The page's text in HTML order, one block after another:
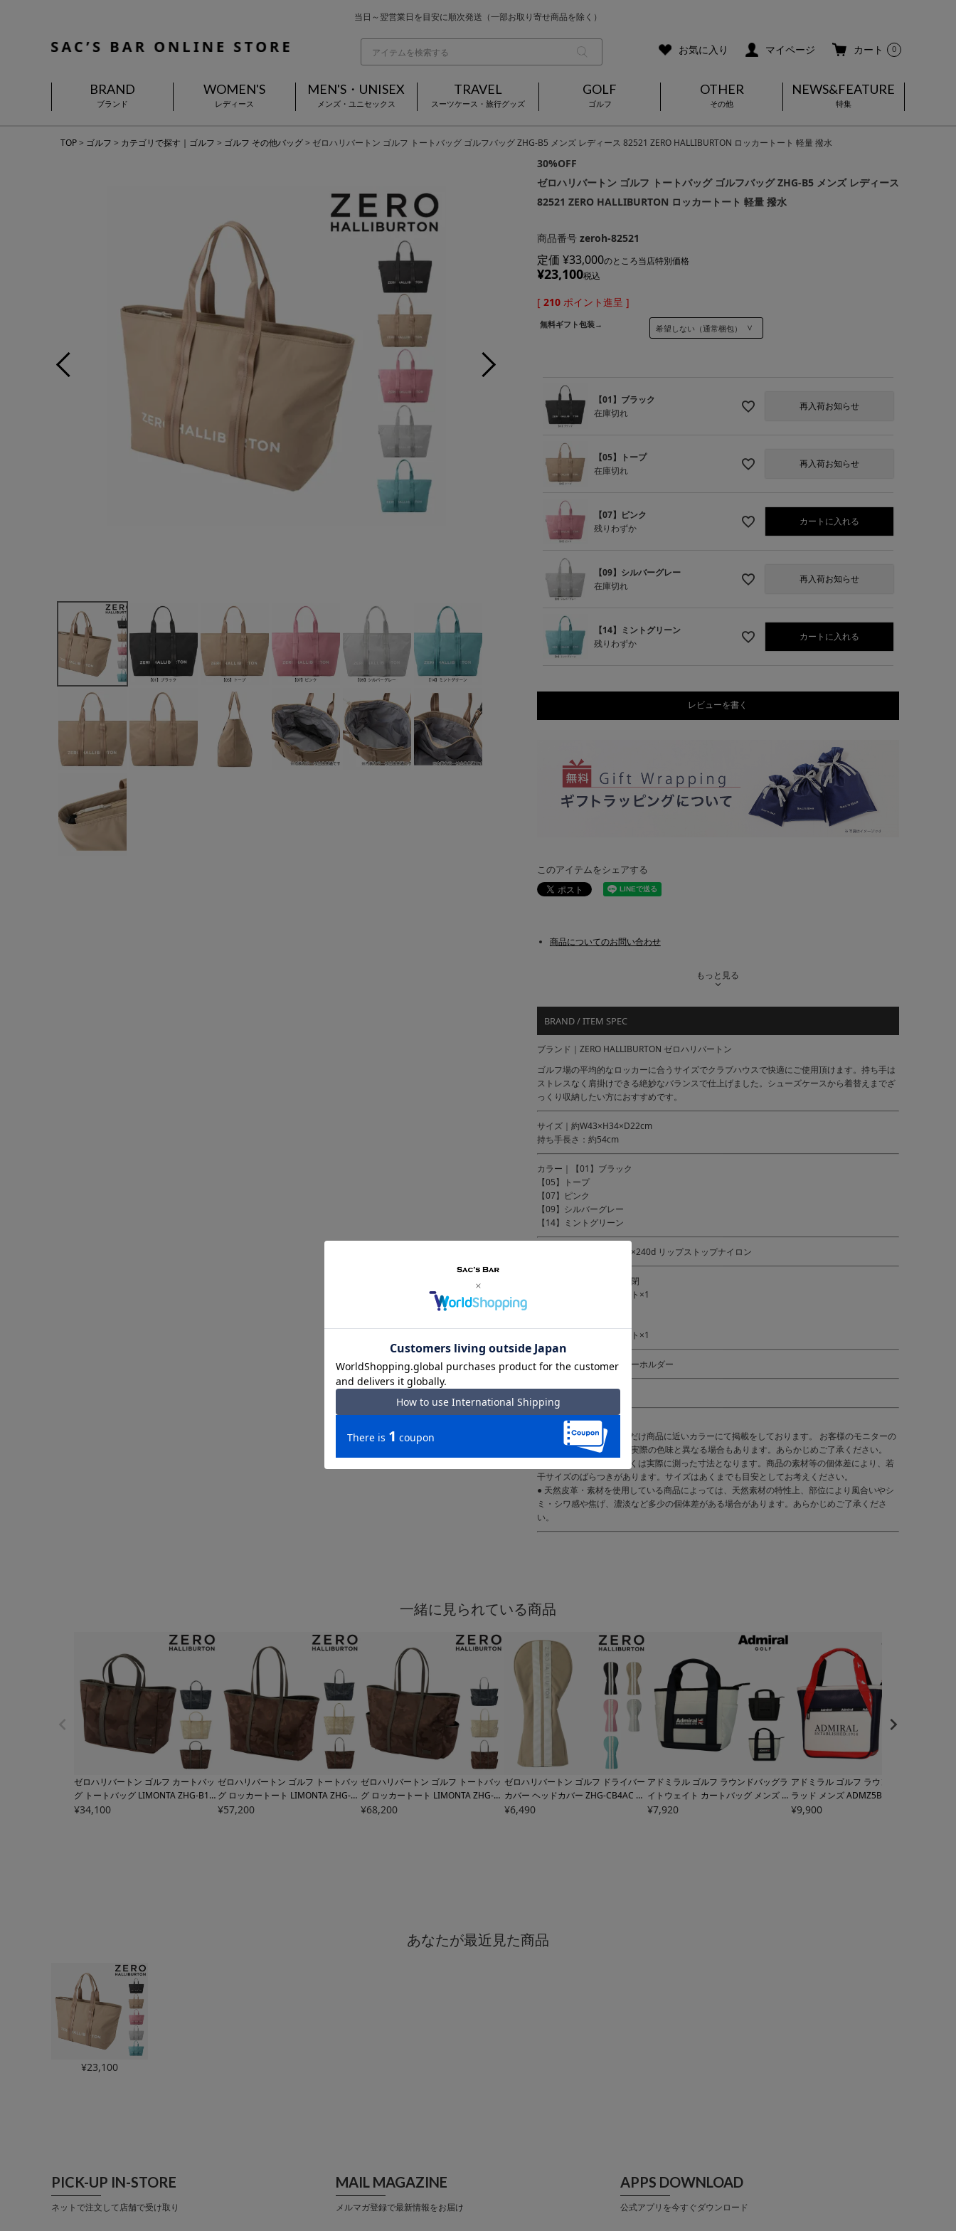
当日～翌営業日を目安に順次発送（一部お取り寄せ商品を除く）
お気に入り マイページ カート 0
BRAND
ブランド
WOMEN'S
レディース
MEN'S・UNISEX
メンズ・ユニセックス
TRAVEL
スーツケース・旅行グッズ
GOLF
ゴルフ
OTHER
その他
NEWS&FEATURE
特集
TOP ゴルフ カテゴリで探す｜ゴルフ ゴルフ その他バッグ ゼロハリバートン ゴルフ トートバッグ ゴルフバッグ ZHG-B5 メンズ レディース 82521 ZERO HALLIBURTON ロッカートート 軽量 撥水
【01】ブラック
30%OFF
ゼロハリバートン ゴルフ トートバッグ ゴルフバッグ ZHG-B5 メンズ レディース
82521 ZERO HALLIBURTON ロッカートート 軽量 撥水
商品番号 zeroh-82521
定価 ¥33,000のところ当店特別価格
¥23,100税込
[ 210 ポイント進呈 ]
無料ギフト包装→
【01】ブラック
在庫切れ
再入荷お知らせ
【05】トープ
在庫切れ
再入荷お知らせ
【07】ピンク
残りわずか
カートに入れる
【09】シルバーグレー
在庫切れ
再入荷お知らせ
【14】ミントグリーン
残りわずか
カートに入れる
レビューを書く
このアイテムをシェアする
商品についてのお問い合わせ
もっと見る
BRAND / ITEM SPEC
ブランド｜ZERO HALLIBURTON ゼロハリバートン
ゴルフ場の平均的なロッカーに合うサイズでクラブハウスで快適にご使用頂けます。持ち手は
ストレスなく肩掛けできる絶妙なバランスで仕上げました。シューズケースから着替えまでざ
っくり収納したい方におすすめです。
サイズ｜約W43×H34×D22cm
持ち手長さ：約54cm
カラー｜【01】ブラック
【05】トープ
【07】ピンク
【09】シルバーグレー
【14】ミントグリーン
素材 ｜コーデュラ 160×240d リップストップナイロン
仕様 ｜ファスナー式開閉
内側：ファスナーポケット×1
前面：マグネットポケット×1
付属 ｜ナスカン付きキーホルダー
ご注意ください｜
● 商品の画像は、できるだけ商品に近いカラーにて掲載をしております。 お客様のモニターの
発色または設定により、実際の色味と異なる場合もあります。あらかじめご了承ください。
● メーカーサイズ、もしくは実際に測った寸法となります。商品の素材等の個体差により、若
干サイズのばらつきがあります。サイズはあくまでも目安としてお考えください。
● 天然皮革・素材を使用している商品によっては、天然素材の特性上、部位により風合いやシ
ミ・シワ感や焦げ、濃淡など多少の個体差がある場合があります。あらかじめご了承くださ
い。
一緒に見られている商品
ゼロハリバートン ゴルフ カートバッ
グ トートバッグ LIMONTA ZHG-B1
メンズ82453 Zero Halliburton 軽量
¥34,100
ゼロハリバートン ゴルフ トートバッ
グ ロッカートート LIMONTA ZHG-B
1 メンズ82452 Zero Halliburton 軽
¥57,200
ゼロハリバートン ゴルフ トートバッ
グ ロッカートート LIMONTA ZHG-B
1 メンズ82451 Zero Halliburton 軽
¥68,200
ゼロハリバートン ゴルフ ドライバー
カバー ヘッドカバー ZHG-CB4AC メ
ンズ レディース
¥6,490
アドミラル ゴルフ ラウンドバッグラ
イトウェイト カートバッグ メンズ A
DMZ5BT5 Admiral カートトート ミ
¥7,920
アドミラル ゴルフ ラウンドバッグ ト
ラッド メンズADMZ5BT6 Admiral
カートバッグ カートトート ミニトー
¥9,900
あなたが最近見た商品
¥23,100
PICK-UP IN-STORE
ネットで注文して店舗で受け取り
MAIL MAGAZINE
メルマガ登録で最新情報をお届け
APPS DOWNLOAD
公式アプリを今すぐダウンロード